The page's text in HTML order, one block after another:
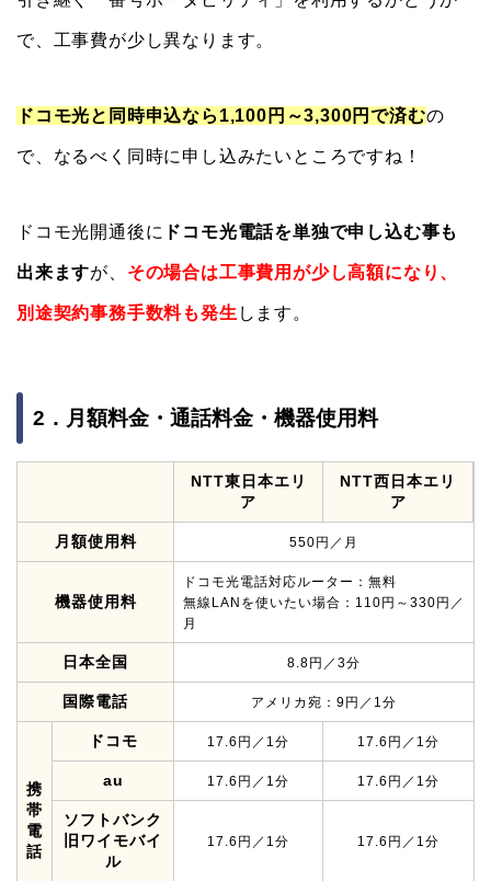
で、工事費が少し異なります。
ドコモ光と同時申込なら1,100円～3,300円で済むの
で、なるべく同時に申し込みたいところですね！
ドコモ光開通後に ドコモ光電話を単独で申し込む事も
出来ますが、 その場合は工事費用が少し高額になり、
別途契約事務手数料も発生 します。
2．月額料金・通話料金・機器使用料
NTT東日本エリ
ア
NTT西日本エリ
ア
月額使用料 550円／月
機器使用料
ドコモ光電話対応ルーター：無料
無線LANを使いたい場合：110円～330円／
月
日本全国 8.8円／3分
国際電話 アメリカ宛：9円／1分
携
帯
電
話
ドコモ 17.6円／1分 17.6円／1分
au 17.6円／1分 17.6円／1分
ソフトバンク
旧ワイモバイ
ル
17.6円／1分 17.6円／1分